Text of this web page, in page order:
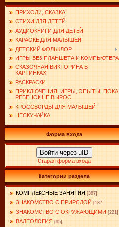
ПРИХОДИ, СКАЗКА!
СТИХИ ДЛЯ ДЕТЕЙ
АУДИОКНИГИ ДЛЯ ДЕТЕЙ
КАРАОКЕ ДЛЯ МАЛЫШЕЙ
ДЕТСКИЙ ФОЛЬКЛОР
ИГРЫ БЕЗ ПЛАНШЕТА И КОМПЬЮТЕРА
СКАЗОЧНАЯ ВИКТОРИНА В
КАРТИНКАХ
РАСКРАСКИ
ПРИКЛЮЧЕНИЯ, ИГРЫ, ОПЫТЫ. ПОКА
РЕБЕНОК НЕ ВЫРОС
КРОССВОРДЫ ДЛЯ МАЛЫШЕЙ
НЕСКУЧАЙКА
Форма входа
Войти через uID
Старая форма входа
Категории раздела
КОМПЛЕКСНЫЕ ЗАНЯТИЯ [387]
ЗНАКОМСТВО С ПРИРОДОЙ [137]
ЗНАКОМСТВО С ОКРУЖАЮЩИМИ [221]
ВАЛЕОЛОГИЯ [95]